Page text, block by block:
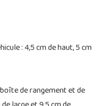
: 4,5 cm de haut, 5 cm
de rangement et de